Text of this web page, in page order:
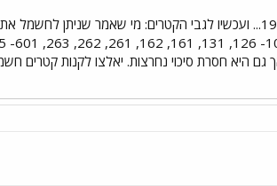
תקופת המנדט הבריטי בארץ למרות שנולדתי רק בשנת 1963... ועכשיו לגבי הקטרים: מי
740. קיימת אופציה לגבי קטרים מס' 741 עד 782 אך גם היא חסרת סיכוי נחרצות. יאלצו